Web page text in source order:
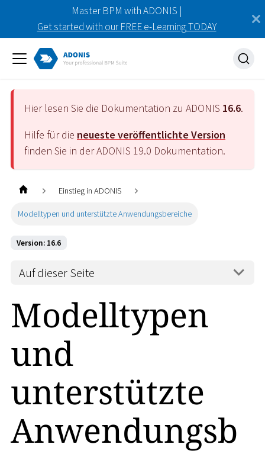
Master BPM with ADONIS |
Get started with our FREE e-Learning TODAY
Hier lesen Sie die Dokumentation zu ADONIS 16.6.
Hilfe für die neueste veröffentlichte Version
finden Sie in der ADONIS 19.0 Dokumentation.
Einstieg in ADONIS
Modelltypen und unterstützte Anwendungsbereiche
Version: 16.6
Auf dieser Seite
Modelltypen
und
unterstützte
Anwendungsb